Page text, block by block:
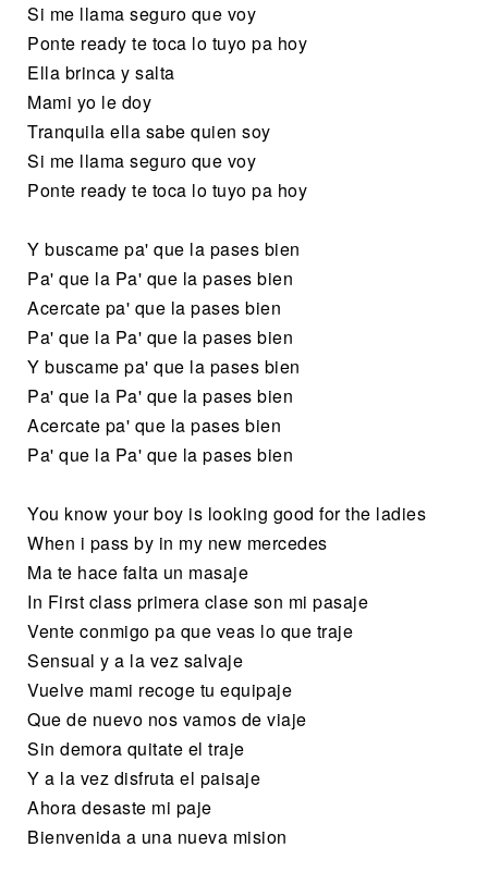
Si me llama seguro que voy
Ponte ready te toca lo tuyo pa hoy
Ella brinca y salta
Mami yo le doy
Tranquila ella sabe quien soy
Si me llama seguro que voy
Ponte ready te toca lo tuyo pa hoy
Y buscame pa' que la pases bien
Pa' que la Pa' que la pases bien
Acercate pa' que la pases bien
Pa' que la Pa' que la pases bien
Y buscame pa' que la pases bien
Pa' que la Pa' que la pases bien
Acercate pa' que la pases bien
Pa' que la Pa' que la pases bien
You know your boy is looking good for the ladies
When i pass by in my new mercedes
Ma te hace falta un masaje
In First class primera clase son mi pasaje
Vente conmigo pa que veas lo que traje
Sensual y a la vez salvaje
Vuelve mami recoge tu equipaje
Que de nuevo nos vamos de viaje
Sin demora quitate el traje
Y a la vez disfruta el paisaje
Ahora desaste mi paje
Bienvenida a una nueva mision